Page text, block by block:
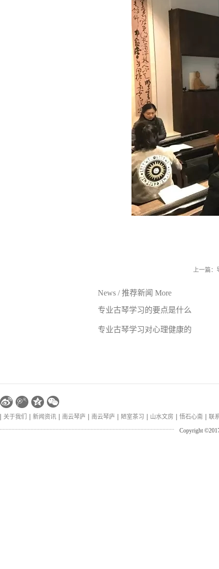
上一篇：
News / 推荐新闻 More
专业古琴学习的要点是什么
专业古琴学习对心理健康的
关于我们 新闻资讯 南云琴庐 南云琴庐 陋室茶习 山水文房 悟石心斋
联
Copyright